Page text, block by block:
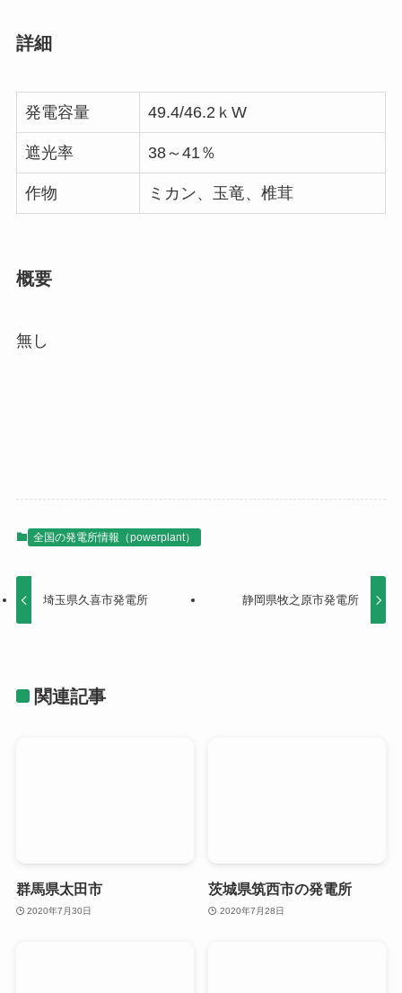
詳細
発電容量 49.4/46.2ｋW
遮光率 38～41％
作物 ミカン、玉竜、椎茸
概要
無し
全国の発電所情報（powerplant）
埼玉県久喜市発電所 静岡県牧之原市発電所
関連記事
群馬県太田市
2020年7月30日
茨城県筑西市の発電所
2020年7月28日